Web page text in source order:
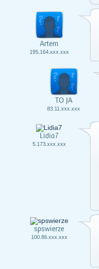
Artem
195.164.xxx.xxx
TO JA
83.11.xxx.xxx
Lidia7
5.173.xxx.xxx
spswierze
100.86.xxx.xxx